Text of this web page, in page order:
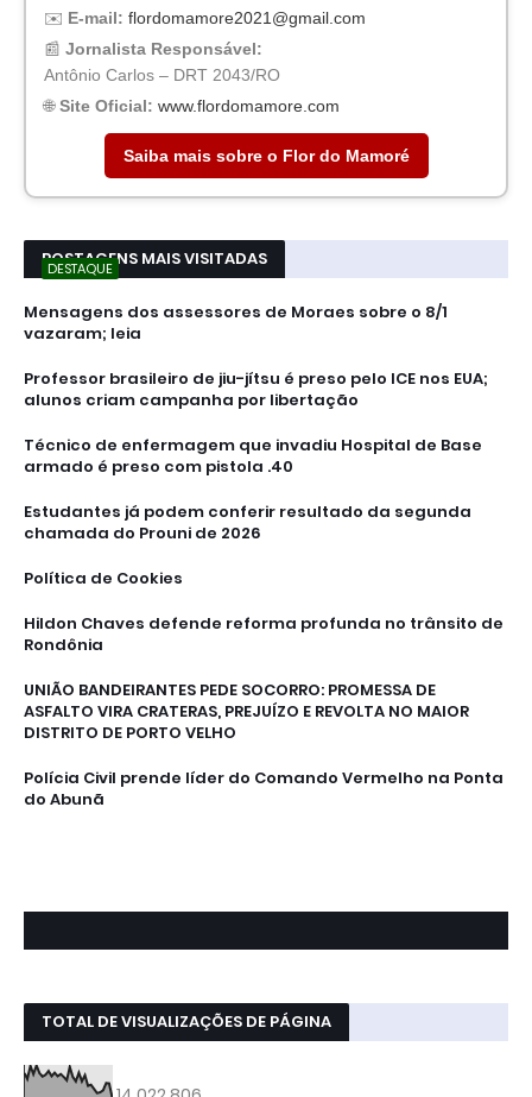
✉️ E-mail: flordomamore2021@gmail.com
📰 Jornalista Responsável:
Antônio Carlos – DRT 2043/RO
🌐Site Oficial: www.flordomamore.com
Saiba mais sobre o Flor do Mamoré
POSTAGENS MAIS VISITADAS
DESTAQUE
Mensagens dos assessores de Moraes sobre o 8/1
vazaram; leia
Professor brasileiro de jiu-jítsu é preso pelo ICE nos EUA;
alunos criam campanha por libertação
Técnico de enfermagem que invadiu Hospital de Base
armado é preso com pistola .40
Estudantes já podem conferir resultado da segunda
chamada do Prouni de 2026
Política de Cookies
Hildon Chaves defende reforma profunda no trânsito de
Rondônia
UNIÃO BANDEIRANTES PEDE SOCORRO: PROMESSA DE
ASFALTO VIRA CRATERAS, PREJUÍZO E REVOLTA NO MAIOR
DISTRITO DE PORTO VELHO
Polícia Civil prende líder do Comando Vermelho na Ponta
do Abunã
TOTAL DE VISUALIZAÇÕES DE PÁGINA